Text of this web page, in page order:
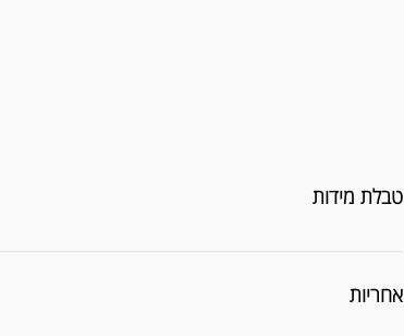
טבלת מידות
אחריות